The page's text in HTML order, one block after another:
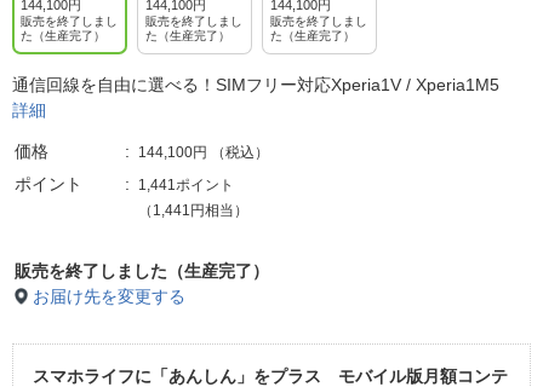
ン
144,100円
販売を終了しまし
た（生産完了）
144,100円
販売を終了しまし
た（生産完了）
バー
144,100円
販売を終了しまし
た（生産完了）
通信回線を自由に選べる！SIMフリー対応Xperia1V / Xperia1M5
詳細
価格 144,100円 （税込）
ポイント
1,441ポイント
（1,441円相当）
販売を終了しました（生産完了）
お届け先を変更する
スマホライフに「あんしん」をプラス モバイル版月額コンテ